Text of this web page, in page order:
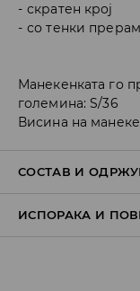
скратен крој
со тенки
Манекенката го
големина: S/36
Висина на
СОСТАВ И
Материјал I: 97%
Материјал II: 100%
ИСПОРАКА И